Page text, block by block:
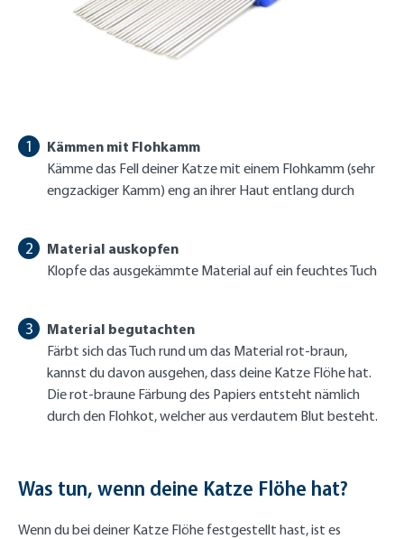
Kämmen mit Flohkamm
Kämme das Fell deiner Katze mit einem Flohkamm (sehr
engzackiger Kamm) eng an ihrer Haut entlang durch
Material auskopfen
Klopfe das ausgekämmte Material auf ein feuchtes Tuch
Material begutachten
Färbt sich das Tuch rund um das Material rot-braun,
kannst du davon ausgehen, dass deine Katze Flöhe hat.
Die rot-braune Färbung des Papiers entsteht nämlich
durch den Flohkot, welcher aus verdautem Blut besteht.
Was tun, wenn deine Katze Flöhe hat?
Wenn du bei deiner Katze Flöhe festgestellt hast, ist es